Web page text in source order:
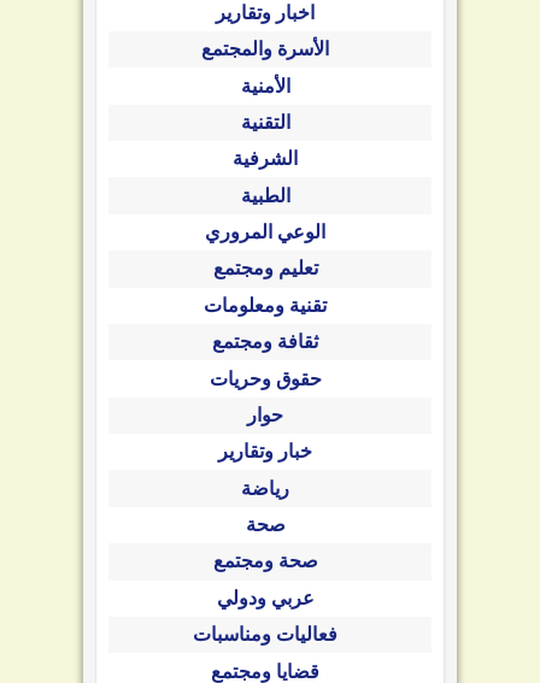
اخبار وتقارير
الأسرة والمجتمع
الأمنية
التقنية
الشرفية
الطبية
الوعي المروري
تعليم ومجتمع
تقنية ومعلومات
ثقافة ومجتمع
حقوق وحريات
حوار
خبار وتقارير
رياضة
صحة
صحة ومجتمع
عربي ودولي
فعاليات ومناسبات
قضايا ومجتمع